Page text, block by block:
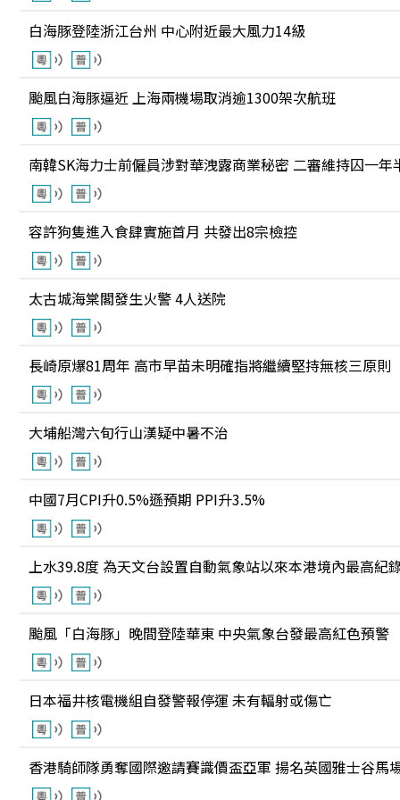
白海豚登陸浙江台州 中心附近最大風力14級
颱風白海豚逼近 上海兩機場取消逾1300架次航班
南韓SK海力士前僱員涉對華洩露商業秘密 二審維持囚一年
容許狗隻進入食肆實施首月 共發出8宗檢控
太古城海棠閣發生火警 4人送院
長崎原爆81周年 高市早苗未明確指將繼續堅持無核三原則
大埔船灣六旬行山漢疑中暑不治
中國7月CPI升0.5%遜預期 PPI升3.5%
上水39.8度 為天文台設置自動氣象站以來本港境內最高紀
颱風「白海豚」晚間登陸華東 中央氣象台發最高紅色預警
日本福井核電機組自發警報停運 未有輻射或傷亡
香港騎師隊勇奪國際邀請賽識價盃亞軍 揚名英國雅士谷馬